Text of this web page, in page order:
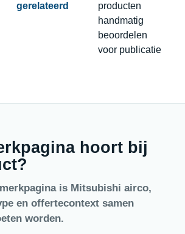
gerelateerd
producten
handmatig
beoordelen
voor publicatie
hoort bij
is Mitsubishi airco,
en offertecontext samen
worden.